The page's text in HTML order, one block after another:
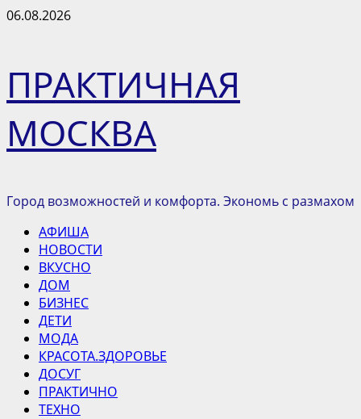
Перейти
06.08.2026
ПРАКТИЧНАЯ
МОСКВА
Город возможностей и комфорта. Экономь с размахом
Основное
меню
АФИША
НОВОСТИ
ВКУСНО
ДОМ
БИЗНЕС
ДЕТИ
МОДА
КРАСОТА.ЗДОРОВЬЕ
ДОСУГ
ПРАКТИЧНО
ТЕХНО